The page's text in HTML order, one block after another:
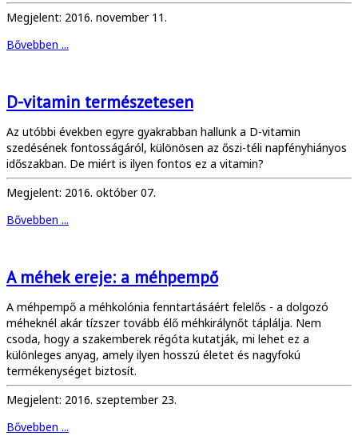
Megjelent: 2016. november 11.
Bővebben ...
D-vitamin természetesen
Az utóbbi években egyre gyakrabban hallunk a D-vitamin
szedésének fontosságáról, különösen az őszi-téli napfényhiányos
időszakban. De miért is ilyen fontos ez a vitamin?
Megjelent: 2016. október 07.
Bővebben ...
A méhek ereje: a méhpempő
A méhpempő a méhkolónia fenntartásáért felelős - a dolgozó
méheknél akár tízszer tovább élő méhkirálynőt táplálja. Nem
csoda, hogy a szakemberek régóta kutatják, mi lehet ez a
különleges anyag, amely ilyen hosszú életet és nagyfokú
termékenységet biztosít.
Megjelent: 2016. szeptember 23.
Bővebben ...